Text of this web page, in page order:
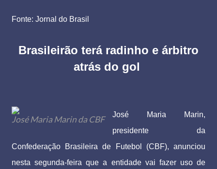
Fonte: Jornal do Brasil
Brasileirão terá radinho e árbitro
atrás do gol
José Maria Marin da CBF
José Maria Marin,
presidente da
Confederação Brasileira de Futebol (CBF), anunciou
nesta segunda-feira que a entidade vai fazer uso de